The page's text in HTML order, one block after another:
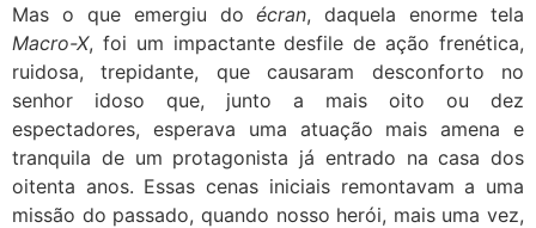
Mas o que emergiu doécran, daquela enorme tela
Macro-X, foi um impactante desfile de ação frenética,
ruidosa, trepidante, que causaram desconforto no
senhor idoso que, junto a mais oito ou dez
espectadores, esperava uma atuação mais amena e
tranquila de um protagonista já entrado na casa dos
oitenta anos. Essas cenas iniciais remontavam a uma
missão do passado, quando nosso herói, mais uma vez,